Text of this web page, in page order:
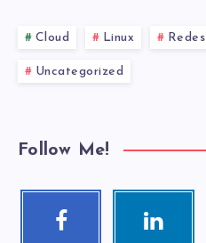
Cloud Linux Redes
Uncategorized
Follow Me!
Facebook Linkedin